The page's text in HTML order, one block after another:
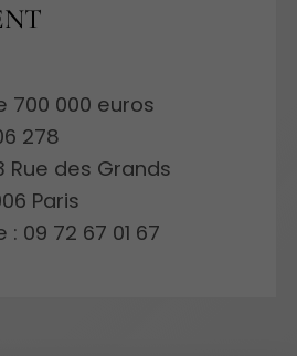
700 000 euros
278
Rue des Grands
Paris
09 72 67 01 67